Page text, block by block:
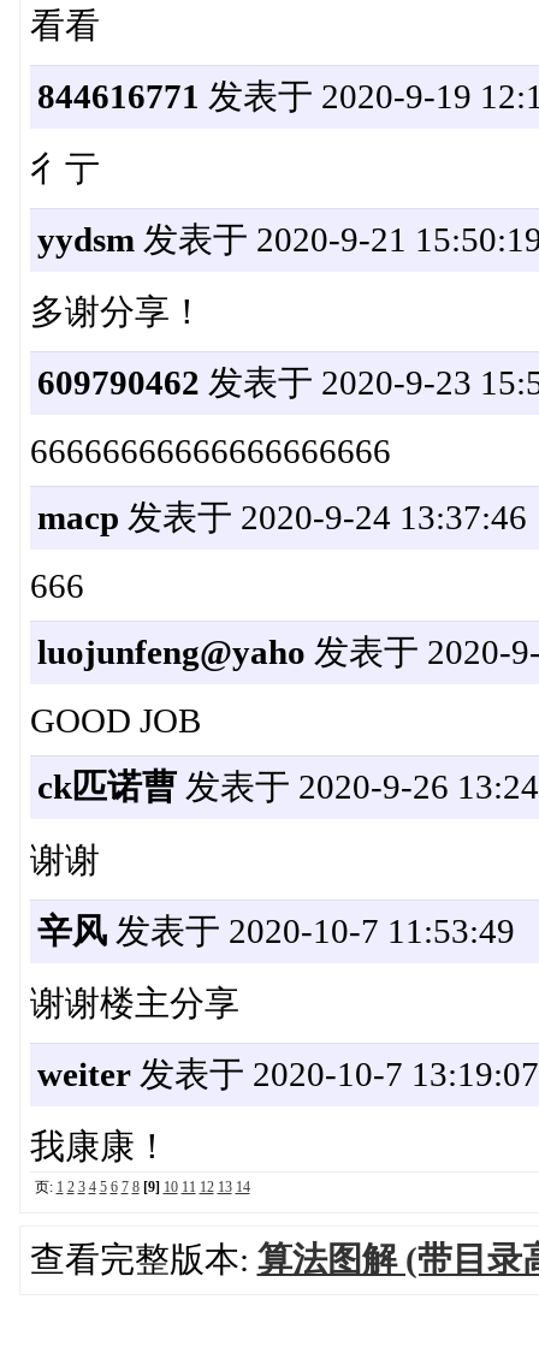
看看
844616771 发表于 2020-9-19
彳亍
yydsm 发表于 2020-9-21
多谢分享！
609790462 发表于 2020-9-23
66666666666666666666
macp 发表于 2020-9-24 13:37:46
666
luojunfeng@yaho 发表于 2020-
GOOD JOB
ck匹诺曹发表于 2020-9-26
谢谢
辛风发表于 2020-10-7 11:53:49
谢谢楼主分享
weiter发表于 2020-10-7 13:19:07
我康康！
页: 1 2 3 4 5 6 7 8 [9] 10 11 12 13 14
查看完整版本: 算法图解 (带目录